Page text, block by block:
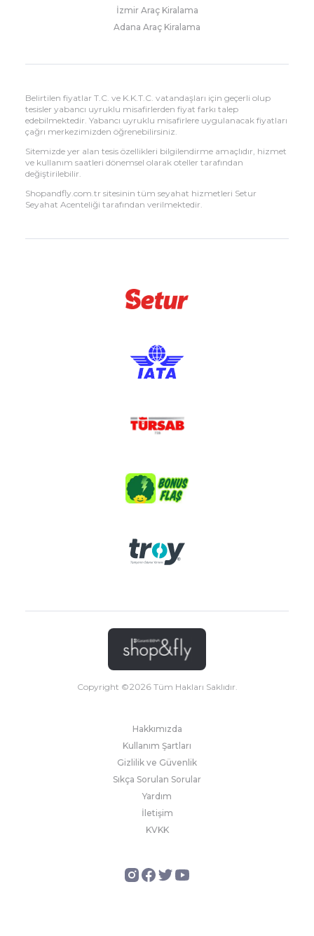
İzmir Araç Kiralama
Adana Araç Kiralama
Belirtilen fiyatlar T.C. ve K.K.T.C. vatandaşları için geçerli olup
tesisler yabancı uyruklu misafirlerden fiyat farkı talep
edebilmektedir. Yabancı uyruklu misafirlere uygulanacak fiyatları
çağrı merkezimizden öğrenebilirsiniz.
Sitemizde yer alan tesis özellikleri bilgilendirme amaçlıdır, hizmet
ve kullanım saatleri dönemsel olarak oteller tarafından
değiştirilebilir.
Shopandfly.com.tr sitesinin tüm seyahat hizmetleri Setur
Seyahat Acenteliği tarafından verilmektedir.
Copyright ©2026Tüm Hakları Saklıdır.
Hakkımızda
Kullanım Şartları
Gizlilik ve Güvenlik
Sıkça Sorulan Sorular
Yardım
İletişim
KVKK